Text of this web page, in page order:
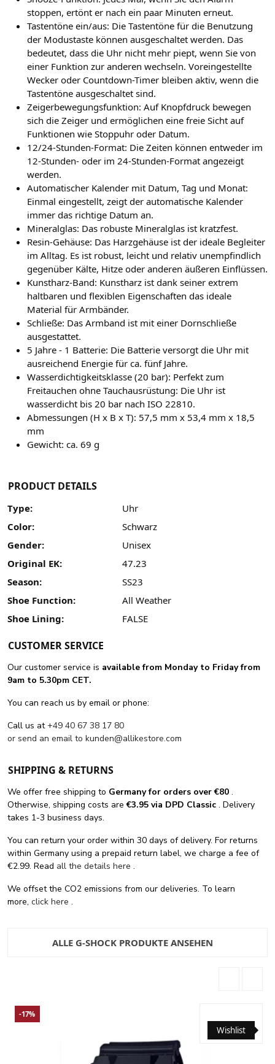
stoppen, ertönt er nach ein paar Minuten erneut.
Tastentöne ein/aus: Die Tastentöne für die Benutzung
der Modustaste können ausgeschaltet werden. Das
bedeutet, dass die Uhr nicht mehr piept, wenn Sie von
einer Funktion zur anderen wechseln. Voreingestellte
Wecker oder Countdown-Timer bleiben aktiv, wenn die
Tastentöne ausgeschaltet sind.
Zeigerbewegungsfunktion: Auf Knopfdruck bewegen
sich die Zeiger und ermöglichen eine freie Sicht auf
Funktionen wie Stoppuhr oder Datum.
12/24-Stunden-Format: Die Zeiten können entweder im
12-Stunden- oder im 24-Stunden-Format angezeigt
werden.
Automatischer Kalender mit Datum, Tag und Monat:
Einmal eingestellt, zeigt der automatische Kalender
immer das richtige Datum an.
Mineralglas: Das robuste Mineralglas ist kratzfest.
Resin-Gehäuse: Das Harzgehäuse ist der ideale Begleiter
im Alltag. Es ist robust, leicht und relativ unempfindlich
gegenüber Kälte, Hitze oder anderen äußeren Einflüssen.
Kunstharz-Band: Kunstharz ist dank seiner extrem
haltbaren und flexiblen Eigenschaften das ideale
Material für Armbänder.
Schließe: Das Armband ist mit einer Dornschließe
ausgestattet.
5 Jahre - 1 Batterie: Die Batterie versorgt die Uhr mit
ausreichend Energie für ca. fünf Jahre.
Wasserdichtigkeitsklasse (20 bar): Perfekt zum
Freitauchen ohne Tauchausrüstung: Die Uhr ist
wasserdicht bis 20 bar nach ISO 22810.
Abmessungen (H x B x T): 57,5 mm x 53,4 mm x 18,5
mm
Gewicht: ca. 69 g
PRODUCT DETAILS
Type:
Uhr
Color:
Schwarz
Gender:
Unisex
Original EK:
47.23
Season:
SS23
Shoe Function:
All Weather
Shoe Lining:
FALSE
CUSTOMER SERVICE
Our customer service is available from Monday to Friday from
9am to 5.30pm CET.
You can reach us by email or phone:
Call us at+49 40 67 38 17 80
or send an email to kunden@allikestore.com
SHIPPING & RETURNS
We offer free shipping to Germany for orders over €80 .
Otherwise, shipping costs are€3.95 via DPD Classic . Delivery
takes 1-3 business days.
You can return your order within 30 days of delivery. For returns
within Germany using a prepaid return label, we charge a fee of
€2.99. Read all the details here .
We offset the CO2 emissions from our deliveries. To learn
more, click here .
ALLE G-SHOCK PRODUKTE ANSEHEN
Wishlist
-17%